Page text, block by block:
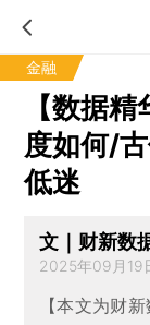
金融
【数据
度如何/
低迷
文｜财新数
2025年09月19
【本文为财